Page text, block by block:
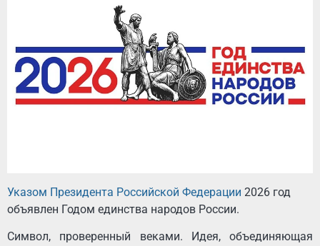
Указом Президента Российской Федерации 2026 год
объявлен Годом единства народов России.
Символ, проверенный веками. Идея, объединяющая